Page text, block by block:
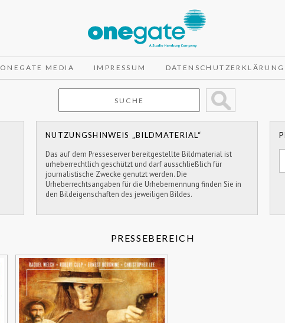
ONEGATE MEDIA IMPRESSUM DATENSCHUTZERKLÄRUNG
NUTZUNGSHINWEIS „BILDMATERIAL“
Das auf dem Presseserver bereitgestellte Bildmaterial ist
urheberrechtlich geschützt und darf ausschließlich für
journalistische Zwecke genutzt werden. Die
Urheberrechtsangaben für die Urhebernennung finden Sie in
den Bildeigenschaften des jeweiligen Bildes.
PRESSEBEREICH